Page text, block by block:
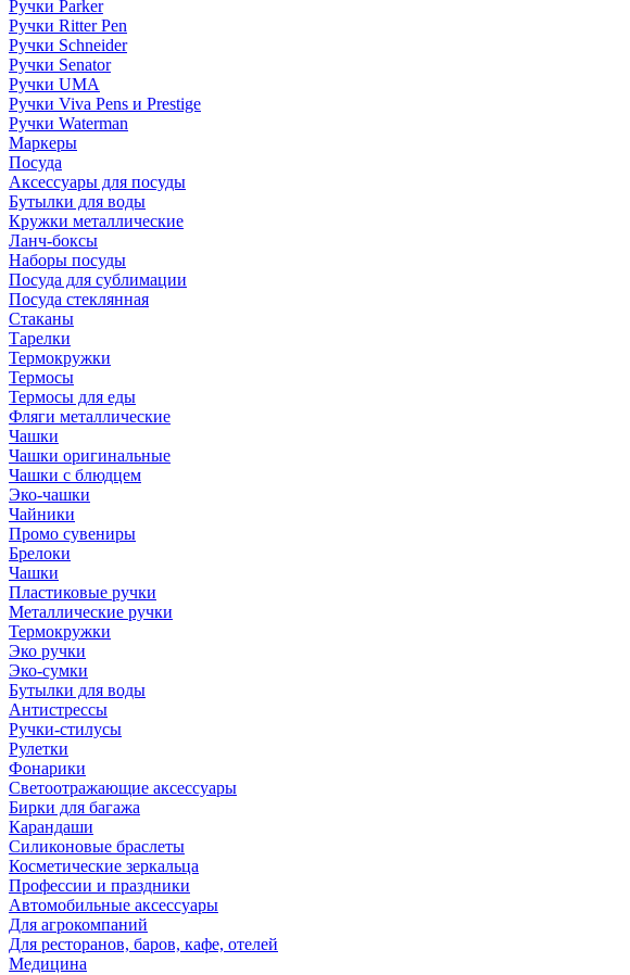
Ручки Parker
Ручки Ritter Pen
Ручки Schneider
Ручки Senator
Ручки UMA
Ручки Viva Pens и Prestige
Ручки Waterman
Маркеры
Посуда
Аксессуары для посуды
Бутылки для воды
Кружки металлические
Ланч-боксы
Наборы посуды
Посуда для сублимации
Посуда стеклянная
Стаканы
Тарелки
Термокружки
Термосы
Термосы для еды
Фляги металлические
Чашки
Чашки оригинальные
Чашки с блюдцем
Эко-чашки
Чайники
Промо сувениры
Брелоки
Чашки
Пластиковые ручки
Металлические ручки
Термокружки
Эко ручки
Эко-сумки
Бутылки для воды
Антистрессы
Ручки-стилусы
Рулетки
Фонарики
Светоотражающие аксессуары
Бирки для багажа
Карандаши
Силиконовые браслеты
Косметические зеркальца
Профессии и праздники
Автомобильные аксессуары
Для агрокомпаний
Для ресторанов, баров, кафе, отелей
Медицина